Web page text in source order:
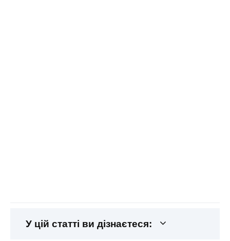
У цій статті ви дізнаєтеся: